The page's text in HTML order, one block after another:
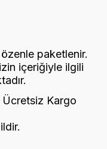
paketlenir.
içeriğiyle ilgili
Kargo